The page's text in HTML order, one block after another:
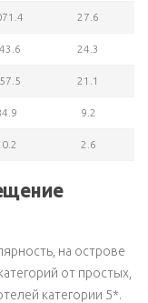
27.6
24.3
21.1
9.2
2.6
на острове
от простых,
категории 5*.